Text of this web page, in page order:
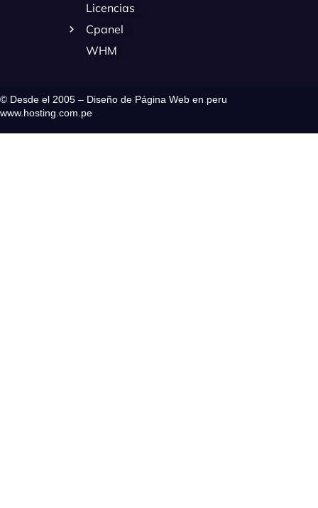
Licencias
Cpanel
WHM
© Desde el 2005 – Diseño de Página Web en peru
www.hosting.com.pe